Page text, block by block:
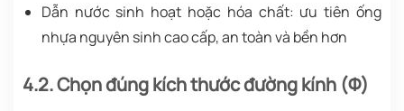
Dẫn nước sinh hoạt hoặc hóa chất: ưu tiên ống
nhựa nguyên sinh cao cấp, an toàn và bền hơn
4.2. Chọn đúng kích thước đường kính (Φ)